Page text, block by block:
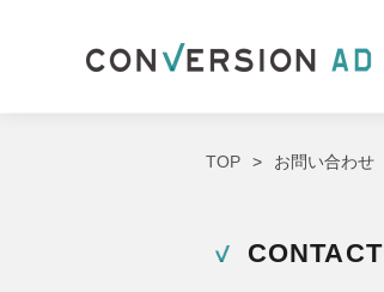
TOP お問い合わせ
CONTACT